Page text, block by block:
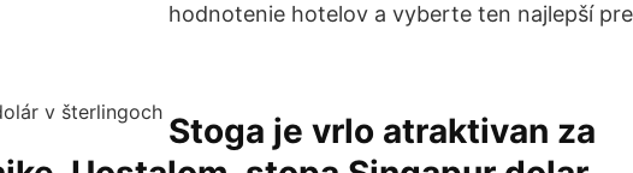
hodnotenie hotelov a vyberte ten najlepší pre
Stoga je vrlo atraktivan za